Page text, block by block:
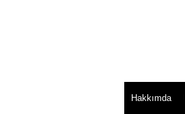
Hakkımda